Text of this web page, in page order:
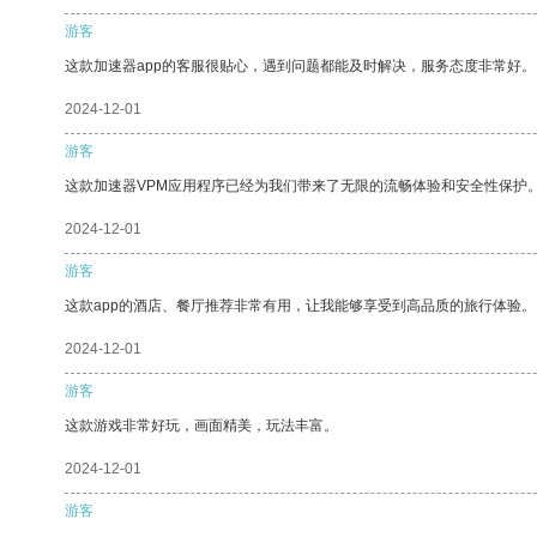
游客
这款加速器app的客服很贴心，遇到问题都能及时解决，服务态度非常好。
2024-12-01
游客
这款加速器VPM应用程序已经为我们带来了无限的流畅体验和安全性保护
2024-12-01
游客
这款app的酒店、餐厅推荐非常有用，让我能够享受到高品质的旅行体验。
2024-12-01
游客
这款游戏非常好玩，画面精美，玩法丰富。
2024-12-01
游客